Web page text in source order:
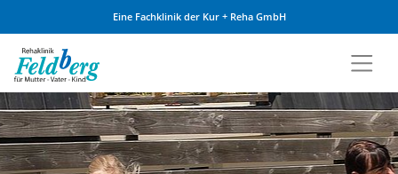
Zum Inhalt springen
Eine Fachklinik der Kur + Reha GmbH